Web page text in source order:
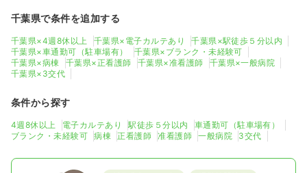
千葉県で条件を追加する
千葉県×4週8休以上 千葉県×電子カルテあり
千葉県×駅徒歩５分以内
千葉県×車通勤可（駐車場有）
千葉県×ブランク・未経験可
千葉県×病棟
千葉県×正看護師 千葉県×准看護師
千葉県×一般病院
千葉県×3交代
条件から探す
4週8休以上 電子カルテあり 駅徒歩５分以内
車通勤可（駐車場有）
ブランク・未経験可
病棟 正看護師 准看護師 一般病院 3交代